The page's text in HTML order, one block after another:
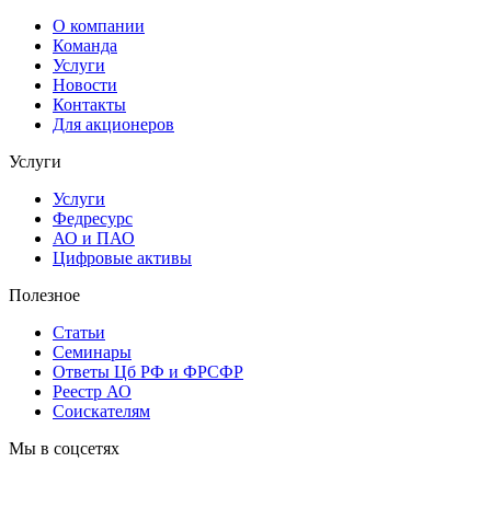
О компании
Команда
Услуги
Новости
Контакты
Для акционеров
Услуги
Услуги
Федресурс
АО и ПАО
Цифровые активы
Полезное
Статьи
Cеминары
Ответы Цб РФ и ФРСФР
Реестр АО
Соискателям
Мы в соцсетях